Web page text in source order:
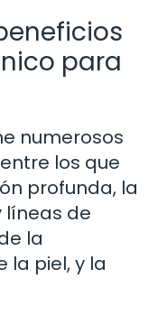
para
numerosos
los que
profunda, la
líneas de
la
la piel, y la